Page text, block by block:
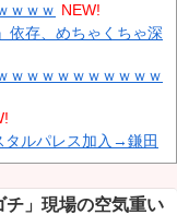
人の観客数！地上波中
水→データ完全消失
ンと戻ってこられな
ｗｗｗ NEW!
依存、めちゃくちゃ深
ｗｗｗｗｗｗｗｗｗｗ
タルパレス加入→鎌田
チ」現場の空気重い